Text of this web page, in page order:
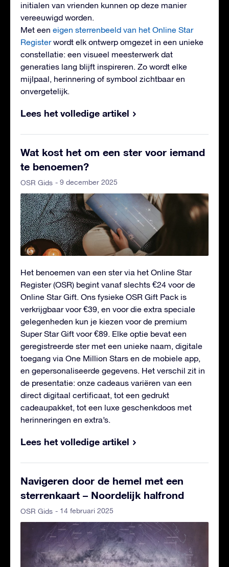
initialen van vrienden kunnen op deze manier
vereeuwigd worden.
Met een eigen sterrenbeeld van het Online Star
Registerwordt elk ontwerp omgezet in een unieke
constellatie: een visueel meesterwerk dat
generaties lang blijft inspireren. Zo wordt elke
mijlpaal, herinnering of symbool zichtbaar en
onvergetelijk.
Lees het volledige artikel
Wat kost het om een ster voor iemand
te benoemen?
OSR Gids - 9 december 2025
Het benoemen van een ster via het Online Star
Register (OSR) begint vanaf slechts €24 voor de
Online Star Gift. Ons fysieke OSR Gift Pack is
verkrijgbaar voor €39, en voor die extra speciale
gelegenheden kun je kiezen voor de premium
Super Star Gift voor €89. Elke optie bevat een
geregistreerde ster met een unieke naam, digitale
toegang via One Million Stars en de mobiele app,
en gepersonaliseerde gegevens. Het verschil zit in
de presentatie: onze cadeaus variëren van een
direct digitaal certificaat, tot een gedrukt
cadeaupakket, tot een luxe geschenkdoos met
herinneringen en extra’s.
Lees het volledige artikel
Navigeren door de hemel met een
sterrenkaart – Noordelijk halfrond
OSR Gids - 14 februari 2025